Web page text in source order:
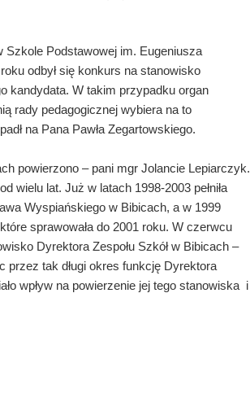
Szkole Podstawowej im. Eugeniusza
odbył się konkurs na stanowisko
kandydata. W takim przypadku organ
rady pedagogicznej wybiera na to
na Pana Pawła Zegartowskiego.
powierzono – pani mgr Jolancie Lepiarczyk.
wielu lat. Już w latach 1998-2003 pełniła
Wyspiańskiego w Bibicach, a w 1999
sprawowała do 2001 roku. W czerwcu
Dyrektora Zespołu Szkół w Bibicach –
przez tak długi okres funkcję Dyrektora
wpływ na powierzenie jej tego stanowiska i